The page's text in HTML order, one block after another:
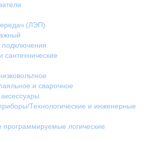
(ЛЭП)
и сварочное
Технологические и инженерные
логические